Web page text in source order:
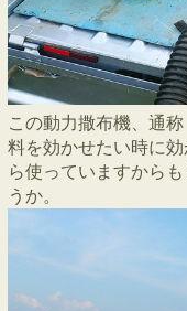
この動力撒布機、通
料を効かせたい時に
ら使っていますから
うか。